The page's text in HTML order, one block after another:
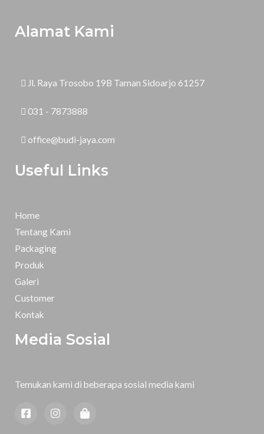
Alamat Kami
Jl. Raya Trosobo 19B Taman Sidoarjo 61257
031 - 7873888
office@budi-jaya.com
Useful Links
Home
Tentang Kami
Packaging
Produk
Galeri
Customer
Kontak
Media Sosial
Temukan kami di beberapa sosial media kami